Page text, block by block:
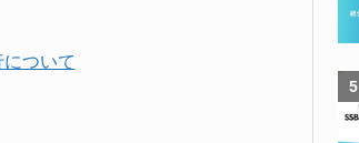
ついて
5